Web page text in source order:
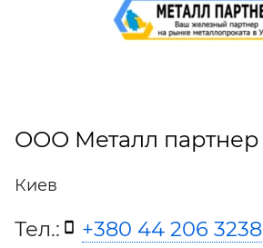
ООО Металл партнер
Киев
Тел.:
+380 44 206 3238